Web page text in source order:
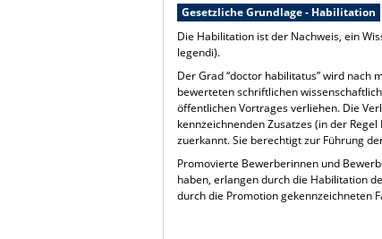
Gesetzliche Grundlage - Habilitation
Die Habilitation ist der Nachweis, ein
legendi).
Der Grad “doctor habilitatus” wird nach
bewerteten schriftlichen
öffentlichen Vortrages verliehen. Die
kennzeichnenden Zusatzes (in der
zuerkannt. Sie berechtigt zur Führung
Promovierte Bewerberinnen und
haben, erlangen durch die Habilitation
durch die Promotion gekennzeichneten